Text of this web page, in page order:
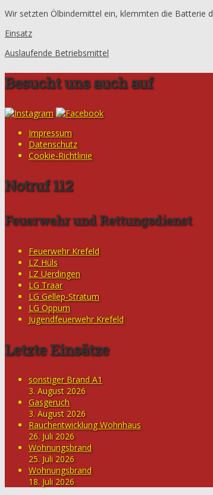
Wir setzten Ölbindemittel ein, klemmten die Batterie
Einsatz
Auslaufende Betriebsmittel
Besucht uns auch auf
Impressum
Datenschutz
Cookie-Richtlinie
Notruf 112
Feuerwehr und Rettungsdienst
Feuerwehr Krefeld
LZ Hüls
LZ Uerdingen
LG Traar
LG Gellep-Stratum
LG Oppum
Jugendfeuerwehr Krefeld
Letzte Einsätze
sonstiger Brand A1
3. August 2026
Gasgeruch
3. August 2026
Rauchentwicklung Wohnhaus
26. Juli 2026
Wohnungsbrand
25. Juli 2026
Wohnungsbrand
18. Juli 2026